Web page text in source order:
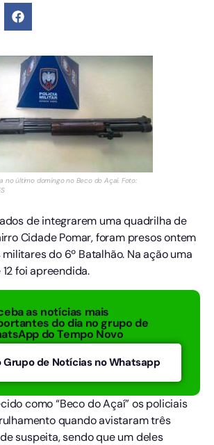
no último domingo no Beco do Açaí. Foto:
de integrarem uma quadrilha de
Cidade Pomar, foram presos ontem
do 6º Batalhão. Na ação uma
foi apreendida.
as notícias mais
do dia no grupo de
do Tempo Novo
Grupo de Notícias no Whatsapp
como “Beco do Açaí” os policiais
quando avistaram três
suspeita, sendo que um deles